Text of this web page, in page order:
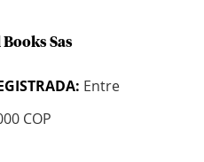
Sas
Entre
COP